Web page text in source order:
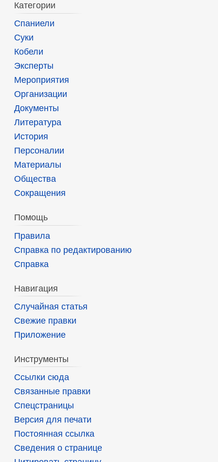
Категории
Спаниели
Суки
Кобели
Эксперты
Мероприятия
Организации
Документы
Литература
История
Персоналии
Материалы
Общества
Сокращения
Помощь
Правила
Справка по редактированию
Справка
Навигация
Случайная статья
Свежие правки
Приложение
Инструменты
Ссылки сюда
Связанные правки
Спецстраницы
Версия для печати
Постоянная ссылка
Сведения о странице